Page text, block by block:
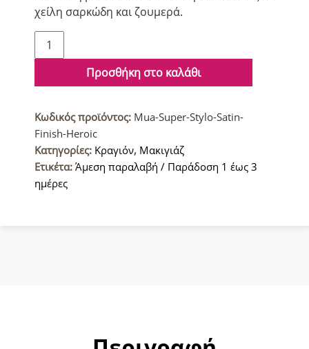
χείλη σαρκώδη και ζουμερά.
Mua
Makeup
Super
Κραγιόν
με
Σατινέ
υφή
Heroic
Προσθήκη στο καλάθι
Κωδικός προϊόντος: Mua-Super-Stylo-Satin-
Finish-Heroic
Κατηγορίες: Κραγιόν, Μακιγιάζ
Ετικέτα: Άμεση παραλαβή / Παράδοση 1 έως 3
ημέρες